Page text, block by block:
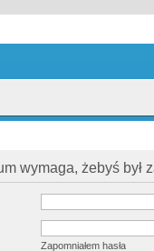
wymaga, żebyś był
Zapomniałem hasła